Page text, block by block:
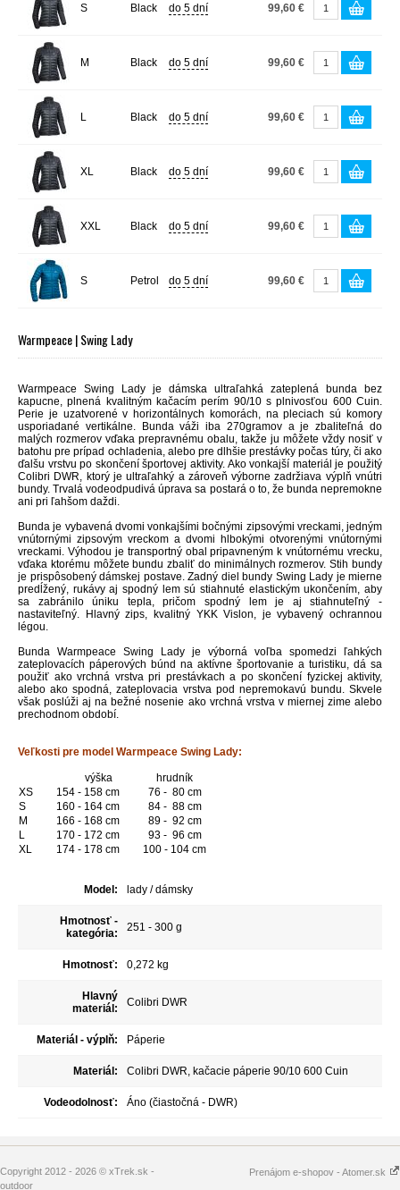
S Black do 5 dní 99,60 €
M Black do 5 dní 99,60 €
L Black do 5 dní 99,60 €
XL Black do 5 dní 99,60 €
XXL Black do 5 dní 99,60 €
S Petrol do 5 dní 99,60 €
Warmpeace | Swing Lady
Warmpeace Swing Lady je dámska ultraľahká zateplená bunda bez
kapucne, plnená kvalitným kačacím perím 90/10 s plnivosťou 600 Cuin.
Perie je uzatvorené v horizontálnych komorách, na pleciach sú komory
usporiadané vertikálne. Bunda váži iba 270gramov a je zbaliteľná do
malých rozmerov vďaka prepravnému obalu, takže ju môžete vždy nosiť v
batohu pre prípad ochladenia, alebo pre dlhšie prestávky počas túry, či ako
ďalšu vrstvu po skončení športovej aktivity. Ako vonkajší materiál je použitý
Colibri DWR, ktorý je ultraľahký a zároveň výborne zadržiava výplň vnútri
bundy. Trvalá vodeodpudivá úprava sa postará o to, že bunda nepremokne
ani pri ľahšom daždi.
Bunda je vybavená dvomi vonkajšími bočnými zipsovými vreckami, jedným
vnútornými zipsovým vreckom a dvomi hlbokými otvorenými vnútornými
vreckami. Výhodou je transportný obal pripavneným k vnútornému vrecku,
vďaka ktorému môžete bundu zbaliť do minimálnych rozmerov. Stih bundy
je prispôsobený dámskej postave. Zadný diel bundy Swing Lady je mierne
predĺžený, rukávy aj spodný lem sú stiahnuté elastickým ukončením, aby
sa zabránilo úniku tepla, pričom spodný lem je aj stiahnuteľný -
nastaviteľný. Hlavný zips, kvalitný YKK Vislon, je vybavený ochrannou
légou.
Bunda Warmpeace Swing Lady je výborná voľba spomedzi ľahkých
zateplovacích páperových búnd na aktívne športovanie a turistiku, dá sa
použiť ako vrchná vrstva pri prestávkach a po skončení fyzickej aktivity,
alebo ako spodná, zateplovacia vrstva pod nepremokavú bundu. Skvele
však poslúži aj na bežné nosenie ako vrchná vrstva v miernej zime alebo
prechodnom období.
Veľkosti pre model Warmpeace Swing Lady:
výška
hrudník
XS
154 - 158 cm
76 - 80 cm
S
160 - 164 cm
84 - 88 cm
M
166 - 168 cm
89 - 92 cm
L
170 - 172 cm
93 - 96 cm
XL
174 - 178 cm 100 - 104 cm
Model: lady / dámsky
Hmotnosť -
kategória:
251 - 300 g
Hmotnosť: 0,272 kg
Hlavný
materiál:
Colibri DWR
Materiál - výplň: Páperie
Materiál: Colibri DWR, kačacie páperie 90/10 600 Cuin
Vodeodolnosť: Áno (čiastočná - DWR)
Copyright 2012 - 2026 © xTrek.sk -
outdoor
Prenájom e-shopov - Atomer.sk